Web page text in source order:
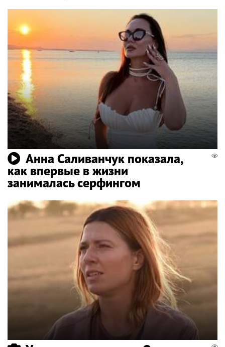
Анна Саливанчук показала,
как впервые в жизни
занималась серфингом